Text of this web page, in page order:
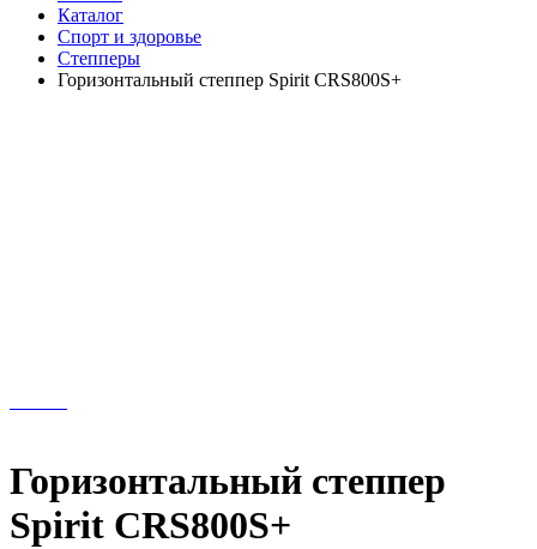
Каталог
Спорт и здоровье
Степперы
Горизонтальный степпер Spirit CRS800S+
Горизонтальный степпер
Spirit CRS800S+